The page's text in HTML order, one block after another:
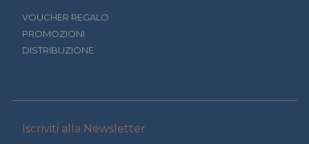
VOUCHER REGALO
PROMOZIONI
DISTRIBUZIONE
Iscriviti alla Newsletter